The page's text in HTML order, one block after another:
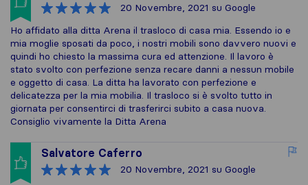
20 Novembre, 2021 su Google
Ho affidato alla ditta Arena il trasloco di casa mia. Essendo io e
mia moglie sposati da poco, i nostri mobili sono davvero nuovi e
quindi ho chiesto la massima cura ed attenzione. Il lavoro è
stato svolto con perfezione senza recare danni a nessun mobile
e oggetto di casa. La ditta ha lavorato con perfezione e
delicatezza per la mia mobilia. Il trasloco si è svolto tutto in
giornata per consentirci di trasferirci subito a casa nuova.
Consiglio vivamente la Ditta Arena
Salvatore Caferro
20 Novembre, 2021 su Google